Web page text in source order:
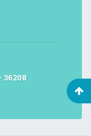
36208